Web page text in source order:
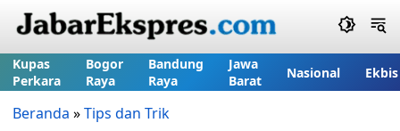
Kupas
Perkara
Bogor
Raya
Bandung
Raya
Jawa
Barat
Nasional Ekbis
Beranda »Tips dan Trik